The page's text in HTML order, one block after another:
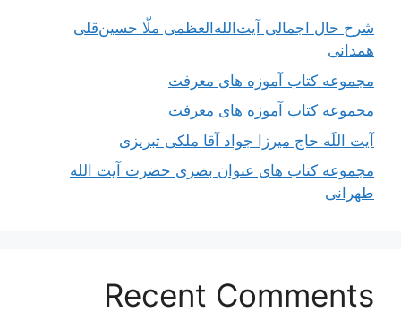
شرح حال اجمالی آیت‌الله‌العظمی ملّا حسین‌قلی
همدانی
مجموعه کتاب آموزه های معرفت
مجموعه کتاب آموزه های معرفت
آیت اللَه حاج میرزا جواد آقا ملکی تبریزی
مجموعه کتاب های عنوان بصری حضرت آیت الله
طهرانی
Recent Comments